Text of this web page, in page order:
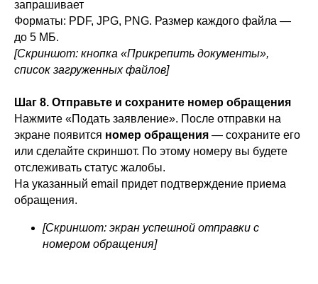
запрашивает
Форматы: PDF, JPG, PNG. Размер каждого файла —
до 5 МБ.
[Скриншот: кнопка «Прикрепить документы»,
список загруженных файлов]
Шаг 8. Отправьте и сохраните номер обращения
Нажмите «Подать заявление». После отправки на
экране появится номер обращения — сохраните его
или сделайте скриншот. По этому номеру вы будете
отслеживать статус жалобы.
На указанный email придет подтверждение приема
обращения.
[Скриншот: экран успешной отправки с
номером обращения]